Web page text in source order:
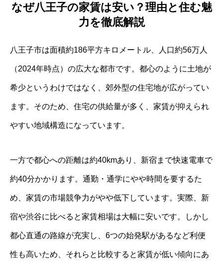
なぜ八王子の家賃は安い？理由と住む魅
力を徹底解説
八王子市は面積約186平方キロメートル、人口約56万人
（2024年時点）の広大な都市です。都心のように土地が
希少というわけではなく、郊外型の住宅地が広がってい
ます。そのため、住宅の供給量が多く、家賃が抑えられ
やすい地域構造になっています。
一方で都心への距離は約40kmあり、新宿まで快速電車で
約40分かかります。通勤・通学にやや時間を要するた
め、家賃の市場競争力がやや低下しています。実際、新
宿や渋谷に比べると家賃相場は大幅に安いです。しかし
都心直通の路線が充実し、6つの始発駅があるなど利便
性も高いため、それらと比較すると家賃が低い傾向にあ